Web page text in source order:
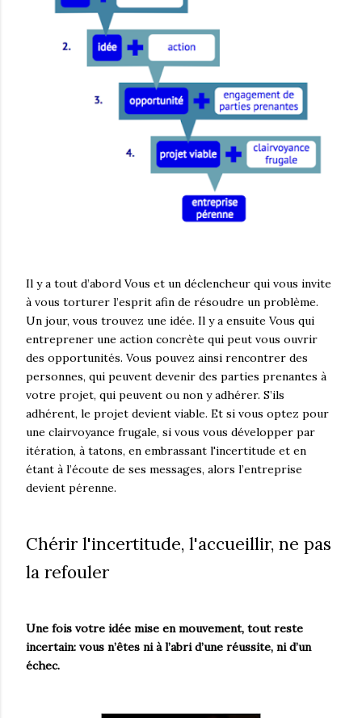
Il y a tout d’abord Vous et un déclencheur qui vous invite
à vous torturer l’esprit afin de résoudre un problème.
Un jour, vous trouvez une idée. Il y a ensuite Vous qui
entreprener une action concrète qui peut vous ouvrir
des opportunités. Vous pouvez ainsi rencontrer des
personnes, qui peuvent devenir des parties prenantes à
votre projet, qui peuvent ou non y adhérer. S’ils
adhérent, le projet devient viable. Et si vous optez pour
une clairvoyance frugale, si vous vous développer par
itération, à tatons, en embrassant l'incertitude et en
étant à l’écoute de ses messages, alors l’entreprise
devient pérenne.
Chérir l'incertitude, l'accueillir, ne pas
la refouler
Une fois votre idée mise en mouvement, tout reste
incertain: vous n’êtes ni à l’abri d’une réussite, ni d’un
échec.